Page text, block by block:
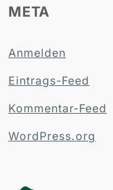
META
Anmelden
Eintrags-Feed
Kommentar-Feed
WordPress.org